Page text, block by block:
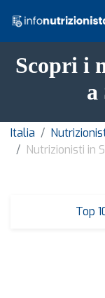
Scopri i
a
Italia
Nutrizionisti in
Top